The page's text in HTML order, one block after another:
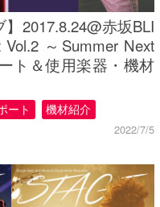
】2017.8.24@赤坂BLI
Vol.2 ～Summer Next
ト＆使用楽器・機材
ート 機材紹介
2022/7/5